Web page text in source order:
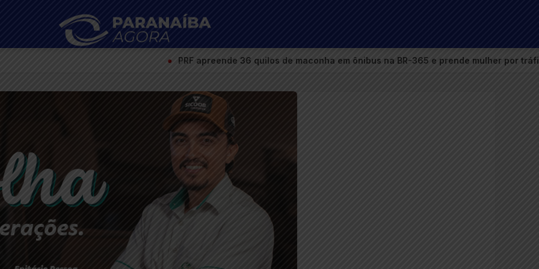
PRF apreende 36 quilos de maconha em ônibus na BR-365 e prende mulher por tráfico de drogas ●